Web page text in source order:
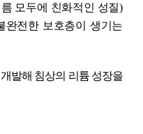
모두에 친화적인 성질)
완전한 보호층이 생기는
발해 침상의 리튬 성장을